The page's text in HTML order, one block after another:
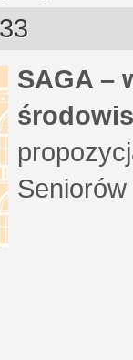
SAGA –